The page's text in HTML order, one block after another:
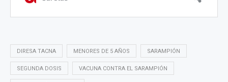
DIRESA TACNA MENORES DE 5 AÑOS SARAMPIÓN
SEGUNDA DOSIS VACUNA CONTRA EL SARAMPIÓN